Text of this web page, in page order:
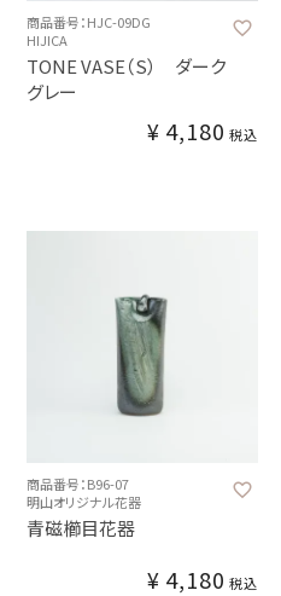
商品番号：HJC-09DG
HIJICA
TONE VASE（S） ダーク
グレー
¥ 4,180 税込
商品番号：B96-07
明山オリジナル花器
青磁櫛目花器
¥ 4,180 税込